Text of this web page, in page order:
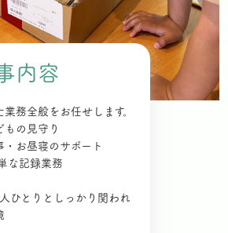
内容
業務全般をお任せします。
の見守り
お昼寝のサポート
な記録業務
ひとりとしっかり関われ